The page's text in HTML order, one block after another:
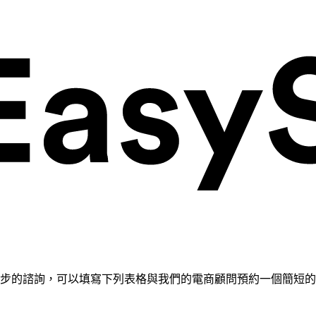
的諮詢，可以填寫下列表格與我們的電商顧問預約一個簡短